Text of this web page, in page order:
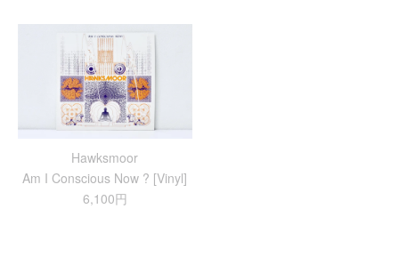
Hawksmoor
Am I Conscious Now ? [Vinyl]
6,100円